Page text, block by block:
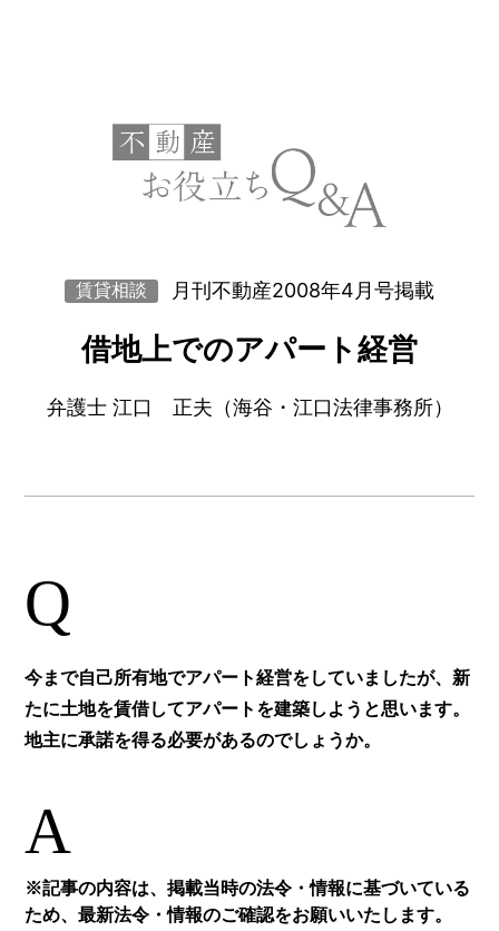
賃貸相談 月刊不動産2008年4月号掲載
借地上でのアパート経営
弁護士 江口 正夫（海谷・江口法律事務所）
Q
今まで自己所有地でアパート経営をしていましたが、新
たに土地を賃借してアパートを建築しようと思います。
地主に承諾を得る必要があるのでしょうか。
A
※記事の内容は、掲載当時の法令・情報に基づいている
ため、最新法令・情報のご確認をお願いいたします。